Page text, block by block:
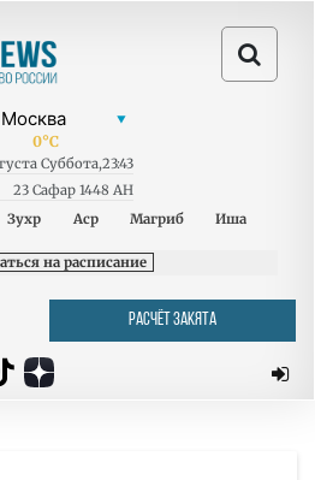
0°C
Суббота,23:43
23 Сафар 1448 AH
Зухр Аср Магриб Иша
на расписание
РАСЧЁТ ЗАКЯТА